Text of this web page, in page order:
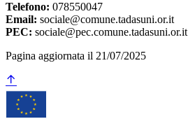
Telefono: 078550047
Email: sociale@comune.tadasuni.or.it
PEC: sociale@pec.comune.tadasuni.or.it
Pagina aggiornata il 21/07/2025